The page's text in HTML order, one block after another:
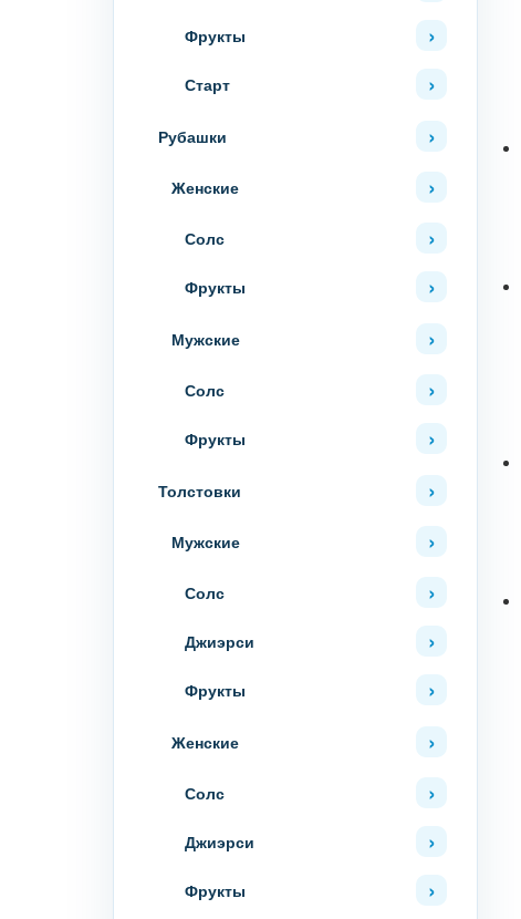
Фрукты
Старт
Рубашки
Женские
Солс
Фрукты
Мужские
Солс
Фрукты
Толстовки
Мужские
Солс
Джиэрси
Фрукты
Женские
Солс
Джиэрси
Фрукты